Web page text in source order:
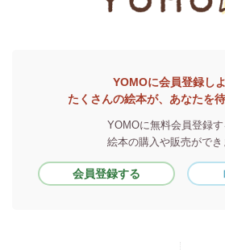
YOMOに会員登録し
たくさんの絵本が、あなたを待
YOMOに無料会員登録す
絵本の購入や販売ができ
会員登録する